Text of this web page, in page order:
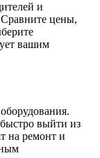
и
Сравните цены,
вашим
выйти из
на ремонт и